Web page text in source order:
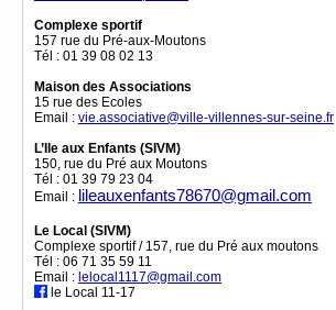
Complexe sportif
157 rue du Pré-aux-Moutons
Tél : 01 39 08 02 13
Maison des Associations
15 rue des Ecoles
Email : vie.associative@ville-villennes-sur-seine.fr
L’Ile aux Enfants (SIVM)
150, rue du Pré aux Moutons
Tél : 01 39 79 23 04
Email : lileauxenfants78670@gmail.com
Le Local (SIVM)
Complexe sportif / 157, rue du Pré aux moutons
Tél : 06 71 35 59 11
Email : lelocal1117@gmail.com
le Local 11-17